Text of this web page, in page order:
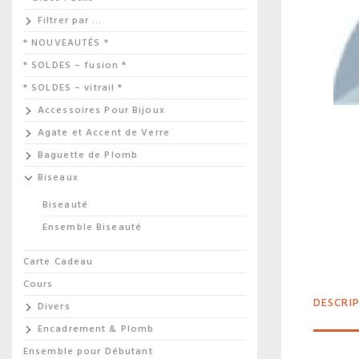
Filtrer par …
* NOUVEAUTÉS *
* SOLDES – fusion *
* SOLDES – vitrail *
Accessoires Pour Bijoux
Agate et Accent de Verre
Baguette de Plomb
Biseaux
Biseauté
Ensemble Biseauté
Carte Cadeau
Cours
Divers
Encadrement & Plomb
Ensemble pour Débutant